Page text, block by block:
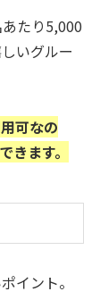
たり5,000
いグルー
可なの
きます。
イント。